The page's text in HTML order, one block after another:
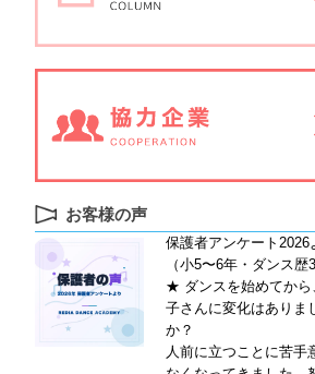
お客様の声
保護者アンケート2026
（小5〜6年・ダンス歴3
★ ダンスを始めてから
子さんに変化はありま
か？
人前に立つことに苦手